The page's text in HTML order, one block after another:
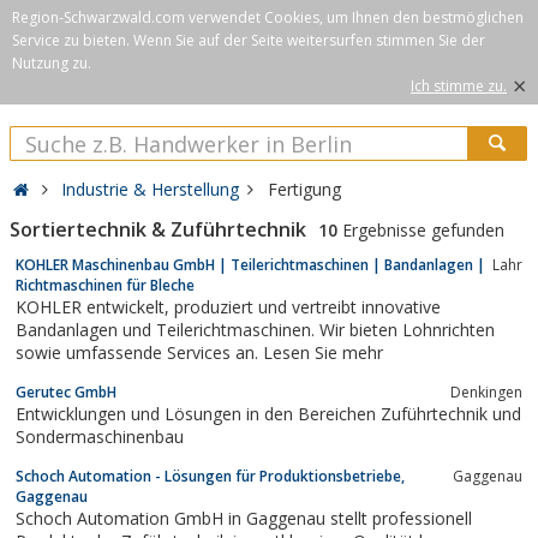
Region-Schwarzwald.com verwendet Cookies, um Ihnen den bestmöglichen
Service zu bieten. Wenn Sie auf der Seite weitersurfen stimmen Sie der
Nutzung zu.
Ich stimme zu. ×
Industrie & Herstellung Fertigung
Sortiertechnik & Zuführtechnik 10 Ergebnisse gefunden
KOHLER Maschinenbau GmbH | Teilerichtmaschinen | Bandanlagen |
Richtmaschinen für Bleche
Lahr
KOHLER entwickelt, produziert und vertreibt innovative
Bandanlagen und Teilerichtmaschinen. Wir bieten Lohnrichten
sowie umfassende Services an. Lesen Sie mehr
Gerutec GmbH Denkingen
Entwicklungen und Lösungen in den Bereichen Zuführtechnik und
Sondermaschinenbau
Schoch Automation - Lösungen für Produktionsbetriebe,
Gaggenau
Gaggenau
Schoch Automation GmbH in Gaggenau stellt professionell